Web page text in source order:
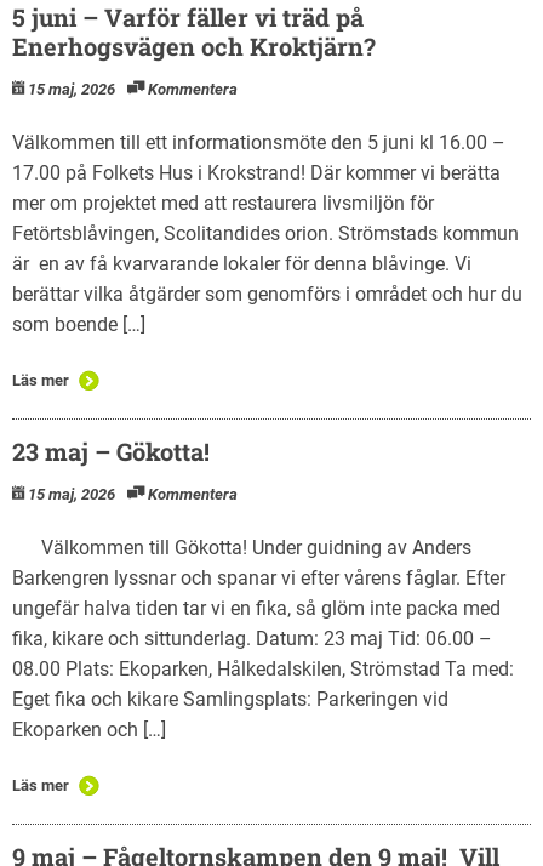
5 juni – Varför fäller vi träd på
Enerhogsvägen och Kroktjärn?
15 maj, 2026 Kommentera
Välkommen till ett informationsmöte den 5 juni kl 16.00 –
17.00 på Folkets Hus i Krokstrand! Där kommer vi berätta
mer om projektet med att restaurera livsmiljön för
Fetörtsblåvingen, Scolitandides orion. Strömstads kommun
är en av få kvarvarande lokaler för denna blåvinge. Vi
berättar vilka åtgärder som genomförs i området och hur du
som boende […]
Läs mer
23 maj – Gökotta!
15 maj, 2026 Kommentera
Välkommen till Gökotta! Under guidning av Anders
Barkengren lyssnar och spanar vi efter vårens fåglar. Efter
ungefär halva tiden tar vi en fika, så glöm inte packa med
fika, kikare och sittunderlag. Datum: 23 maj Tid: 06.00 –
08.00 Plats: Ekoparken, Hålkedalskilen, Strömstad Ta med:
Eget fika och kikare Samlingsplats: Parkeringen vid
Ekoparken och […]
Läs mer
9 maj – Fågeltornskampen den 9 maj! Vill